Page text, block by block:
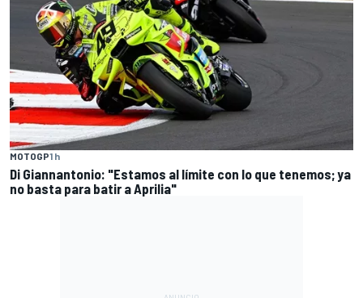
MOTOGP1 h
Di Giannantonio: "Estamos al límite con lo que tenemos; ya
no basta para batir a Aprilia"